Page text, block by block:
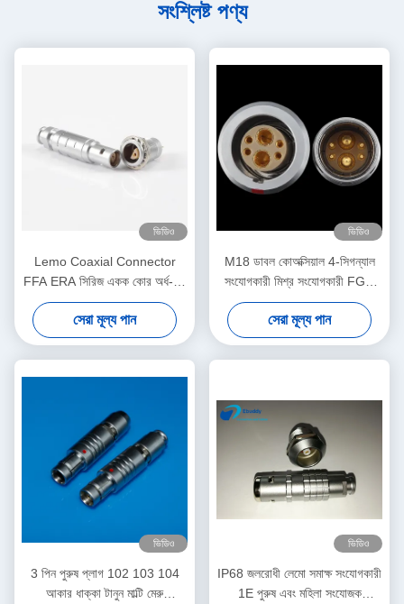
সংশ্লিষ্ট পণ্য
ভিডিও
Lemo Coaxial Connector
FFA ERA সিরিজ একক কোর অর্ধ-চাঁদ
এভিয়েশন প্লাগ সকেট
সেরা মূল্য পান
ভিডিও
M18 ডাবল কোঅক্সিয়াল 4-সিগন্যাল
সংযোগকারী মিশ্র সংযোগকারী FGG
EGG 3B 4+2 প্লাগ এবং সকেট
সেরা মূল্য পান
ভিডিও
3 পিন পুরুষ প্লাগ 102 103 104
আকার ধাক্কা টানুন মাল্টি মেরু
ভিডিও
IP68 জলরোধী লেমো সমাক্ষ সংযোগকারী
1E পুরুষ এবং মহিলা সংযোজক